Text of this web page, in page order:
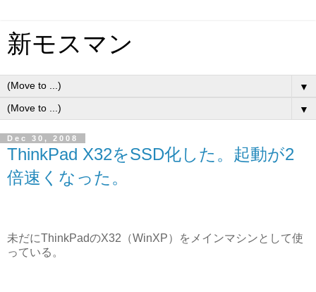
新モスマン
▼
▼
Dec 30, 2008
ThinkPad X32をSSD化した。起動が2
倍速くなった。
未だにThinkPadのX32（WinXP）をメインマシンとして使
っている。